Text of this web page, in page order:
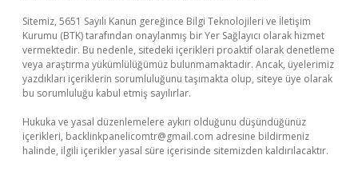
Sitemiz, 5651 Sayılı Kanun gereğince Bilgi Teknolojileri ve İletişim
Kurumu (BTK) tarafından onaylanmış bir Yer Sağlayıcı olarak hizmet
vermektedir. Bu nedenle, sitedeki içerikleri proaktif olarak denetleme
veya araştırma yükümlülüğümüz bulunmamaktadır. Ancak, üyelerimiz
yazdıkları içeriklerin sorumluluğunu taşımakta olup, siteye üye olarak
bu sorumluluğu kabul etmiş sayılırlar.
Hukuka ve yasal düzenlemelere aykırı olduğunu düşündüğünüz
içerikleri, backlinkpanelicomtr@gmail.com adresine bildirmeniz
halinde, ilgili içerikler yasal süre içerisinde sitemizden kaldırılacaktır.